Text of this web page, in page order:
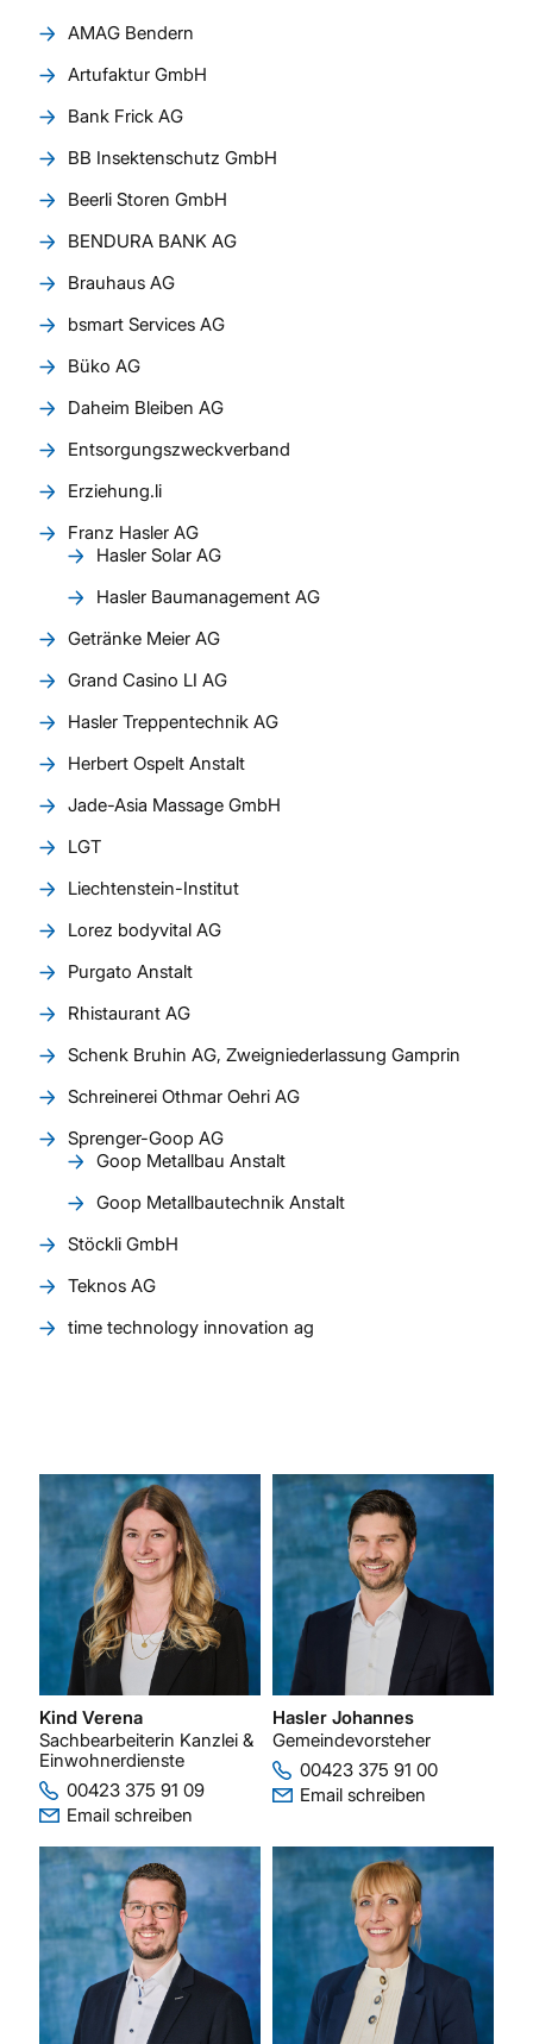
AMAG Bendern
Artufaktur GmbH
Bank Frick AG
BB Insektenschutz GmbH
Beerli Storen GmbH
BENDURA BANK AG
Brauhaus AG
bsmart Services AG
Büko AG
Daheim Bleiben AG
Entsorgungszweckverband
Erziehung.li
Franz Hasler AG
Hasler Solar AG
Hasler Baumanagement AG
Getränke Meier AG
Grand Casino LI AG
Hasler Treppentechnik AG
Herbert Ospelt Anstalt
Jade-Asia Massage GmbH
LGT
Liechtenstein-Institut
Lorez bodyvital AG
Purgato Anstalt
Rhistaurant AG
Schenk Bruhin AG, Zweigniederlassung Gamprin
Schreinerei Othmar Oehri AG
Sprenger-Goop AG
Goop Metallbau Anstalt
Goop Metallbautechnik Anstalt
Stöckli GmbH
Teknos AG
time technology innovation ag
Kind Verena
Sachbearbeiterin Kanzlei &
Einwohnerdienste
00423 375 91 09
Email schreiben
Hasler Johannes
Gemeindevorsteher
00423 375 91 00
Email schreiben